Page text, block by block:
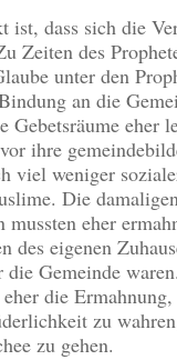
ist, dass sich die
Zeiten des
unter den
an die
Gebetsräume eher
ihre
viel weniger
Die
mussten eher
des eigenen
die Gemeinde
die
zu
zu gehen.